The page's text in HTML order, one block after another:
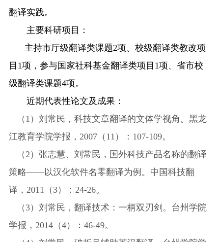
翻译实践。
主要科研项目：
主持市厅级翻译类课题2项、校级翻译类教改项
目1项，参与国家社科基金翻译类项目1项、省市校
级翻译类课题4项。
近期代表性论文及成果：
（ 1）刘常民，科技文章翻译的文体学视角。黑龙
江教育学院学报，2007（11）：107-109。
（ 2）张志慧、刘常民，国外科技产品名称的翻译
策略——以汉化软件名零翻译为例。中国科技翻
译，2011（3）：24-26。
（ 3）刘常民，翻译技术：一柄双刃剑。台州学院
学报，2014（4）：46-49。